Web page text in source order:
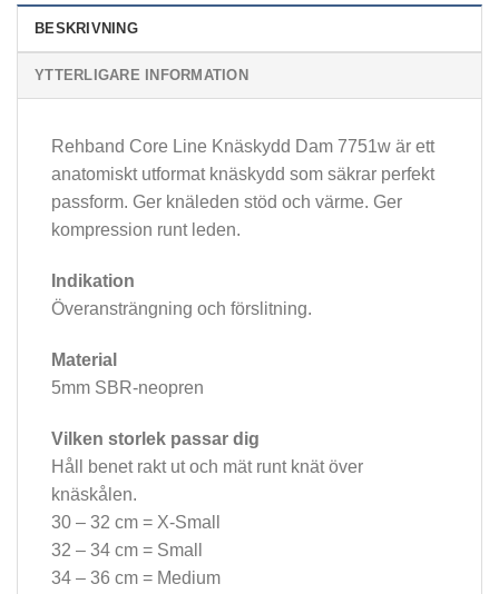
BESKRIVNING
YTTERLIGARE INFORMATION
Rehband Core Line Knäskydd Dam 7751w är ett
anatomiskt utformat knäskydd som säkrar perfekt
passform. Ger knäleden stöd och värme. Ger
kompression runt leden.
Indikation
Överansträngning och förslitning.
Material
5mm SBR-neopren
Vilken storlek passar dig
Håll benet rakt ut och mät runt knät över
knäskålen.
30 – 32 cm = X-Small
32 – 34 cm = Small
34 – 36 cm = Medium